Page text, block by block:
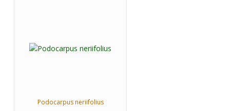
Podocarpus neriifolius